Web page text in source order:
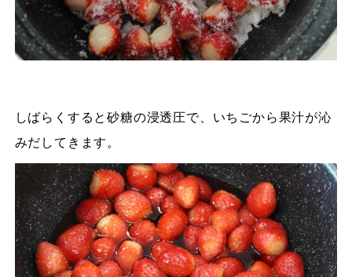
しばらくすると砂糖の浸透圧で、いちごから果汁が沁
みだしてきます。